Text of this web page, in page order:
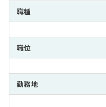
職種
職位
勤務地